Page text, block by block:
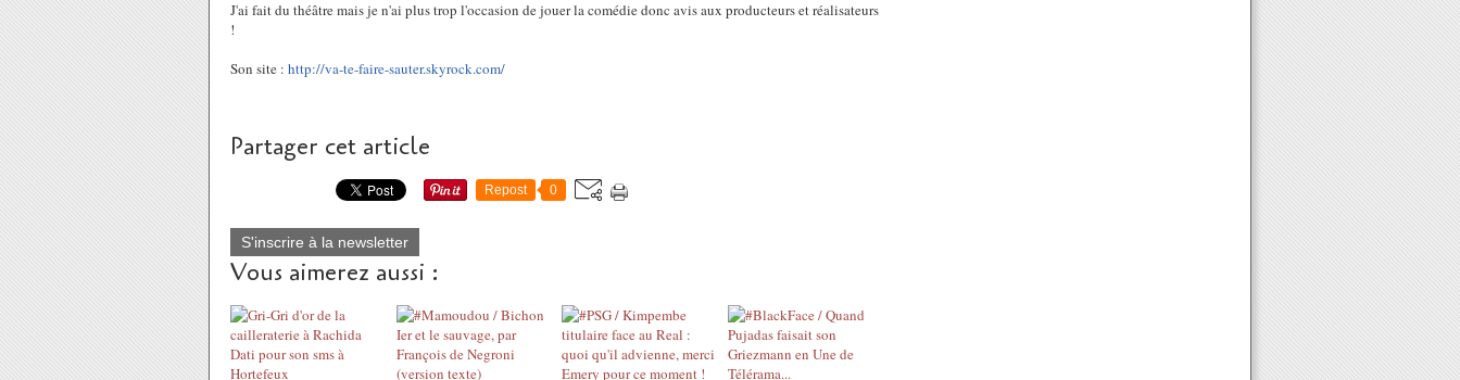
J'ai fait du théâtre mais je n'ai plus trop l'occasion de jouer la comédie donc avis aux producteurs et réalisateurs
!
Son site : http://va-te-faire-sauter.skyrock.com/
Partager cet article
Repost 0
S'inscrire à la newsletter
Vous aimerez aussi :